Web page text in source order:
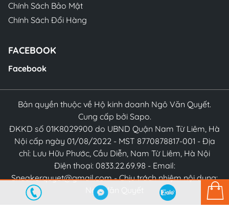
Chính Sách Bảo Mật
Chính Sách Đổi Hàng
FACEBOOK
Facebook
Bản quyền thuộc về Hộ kinh doanh Ngô Văn Quyết.
Cung cấp bởi Sapo.
ĐKKD số 01K8029900 do UBND Quận Nam Từ Liêm, Hà
Nội cấp ngày 01/08/2022 - MST 8770878817-001 - Địa
chỉ: Lưu Hữu Phước, Cầu Diễn, Nam Từ Liêm, Hà Nội
Điện thoại: 0833.22.69.98 - Email:
Sneakerquyet@gmail.com - Chịu trách nhiệm nội dung:
Ngô Văn Quyết